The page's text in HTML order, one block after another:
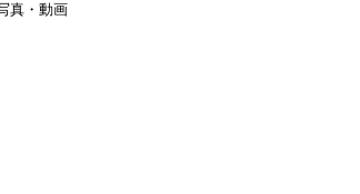
真・動画